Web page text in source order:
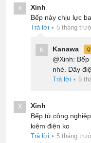
X
Xinh
Bếp này chịu lực
Trả lời • 5 tháng
K Kanawa
@Xinh:
nhé. Dây
Trả lời • 5
X
Xinh
Bếp từ công
kiệm điện ko
Trả lời • 5 tháng